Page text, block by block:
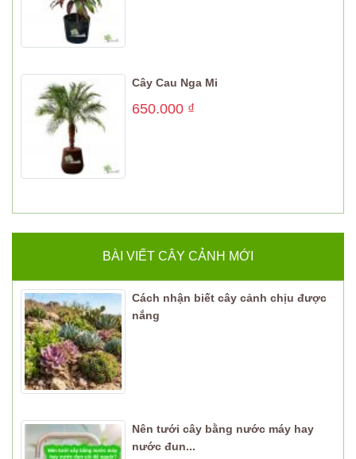
Cây Cau Nga Mi
650.000 ₫
BÀI VIẾT CÂY CẢNH MỚI
Cách nhận biết cây cảnh chịu được
nắng
Nên tưới cây bằng nước máy hay
nước đun...